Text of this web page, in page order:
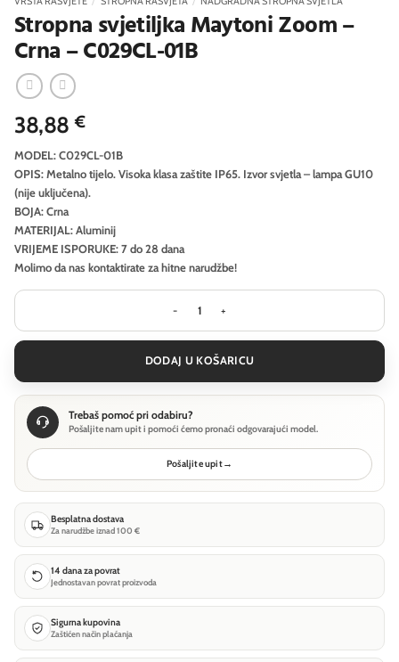
Stropna svjetiljka Maytoni Zoom –
Crna – C029CL-01B
38,88 €
MODEL: C029CL-01B
OPIS: Metalno tijelo. Visoka klasa zaštite IP65. Izvor svjetla – lampa GU10
(nije uključena).
BOJA: Crna
MATERIJAL: Aluminij
VRIJEME ISPORUKE: 7 do 28 dana
Molimo da nas kontaktirate za hitne narudžbe!
Stropna svjetiljka Maytoni Zoom -
DODAJ U KOŠARICU
Trebaš pomoć pri odabiru?
Pošaljite nam upit i pomoći ćemo pronaći odgovarajući model.
Pošaljite upit→
Besplatna dostava
Za narudžbe iznad 100 €
14 dana za povrat
Jednostavan povrat proizvoda
Sigurna kupovina
Zaštićen način plaćanja